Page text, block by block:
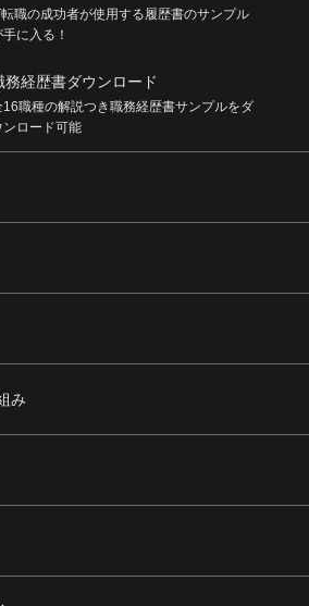
転職の成功者が使用する履歴書のサンプル
手に入る！
務経歴書ダウンロード
16職種の解説つき職務経歴書サンプルをダ
ンロード可能
み